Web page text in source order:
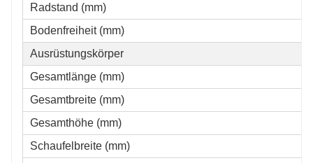
Radstand (mm)
Bodenfreiheit (mm)
Ausrüstungskörper
Gesamtlänge (mm)
Gesamtbreite (mm)
Gesamthöhe (mm)
Schaufelbreite (mm)